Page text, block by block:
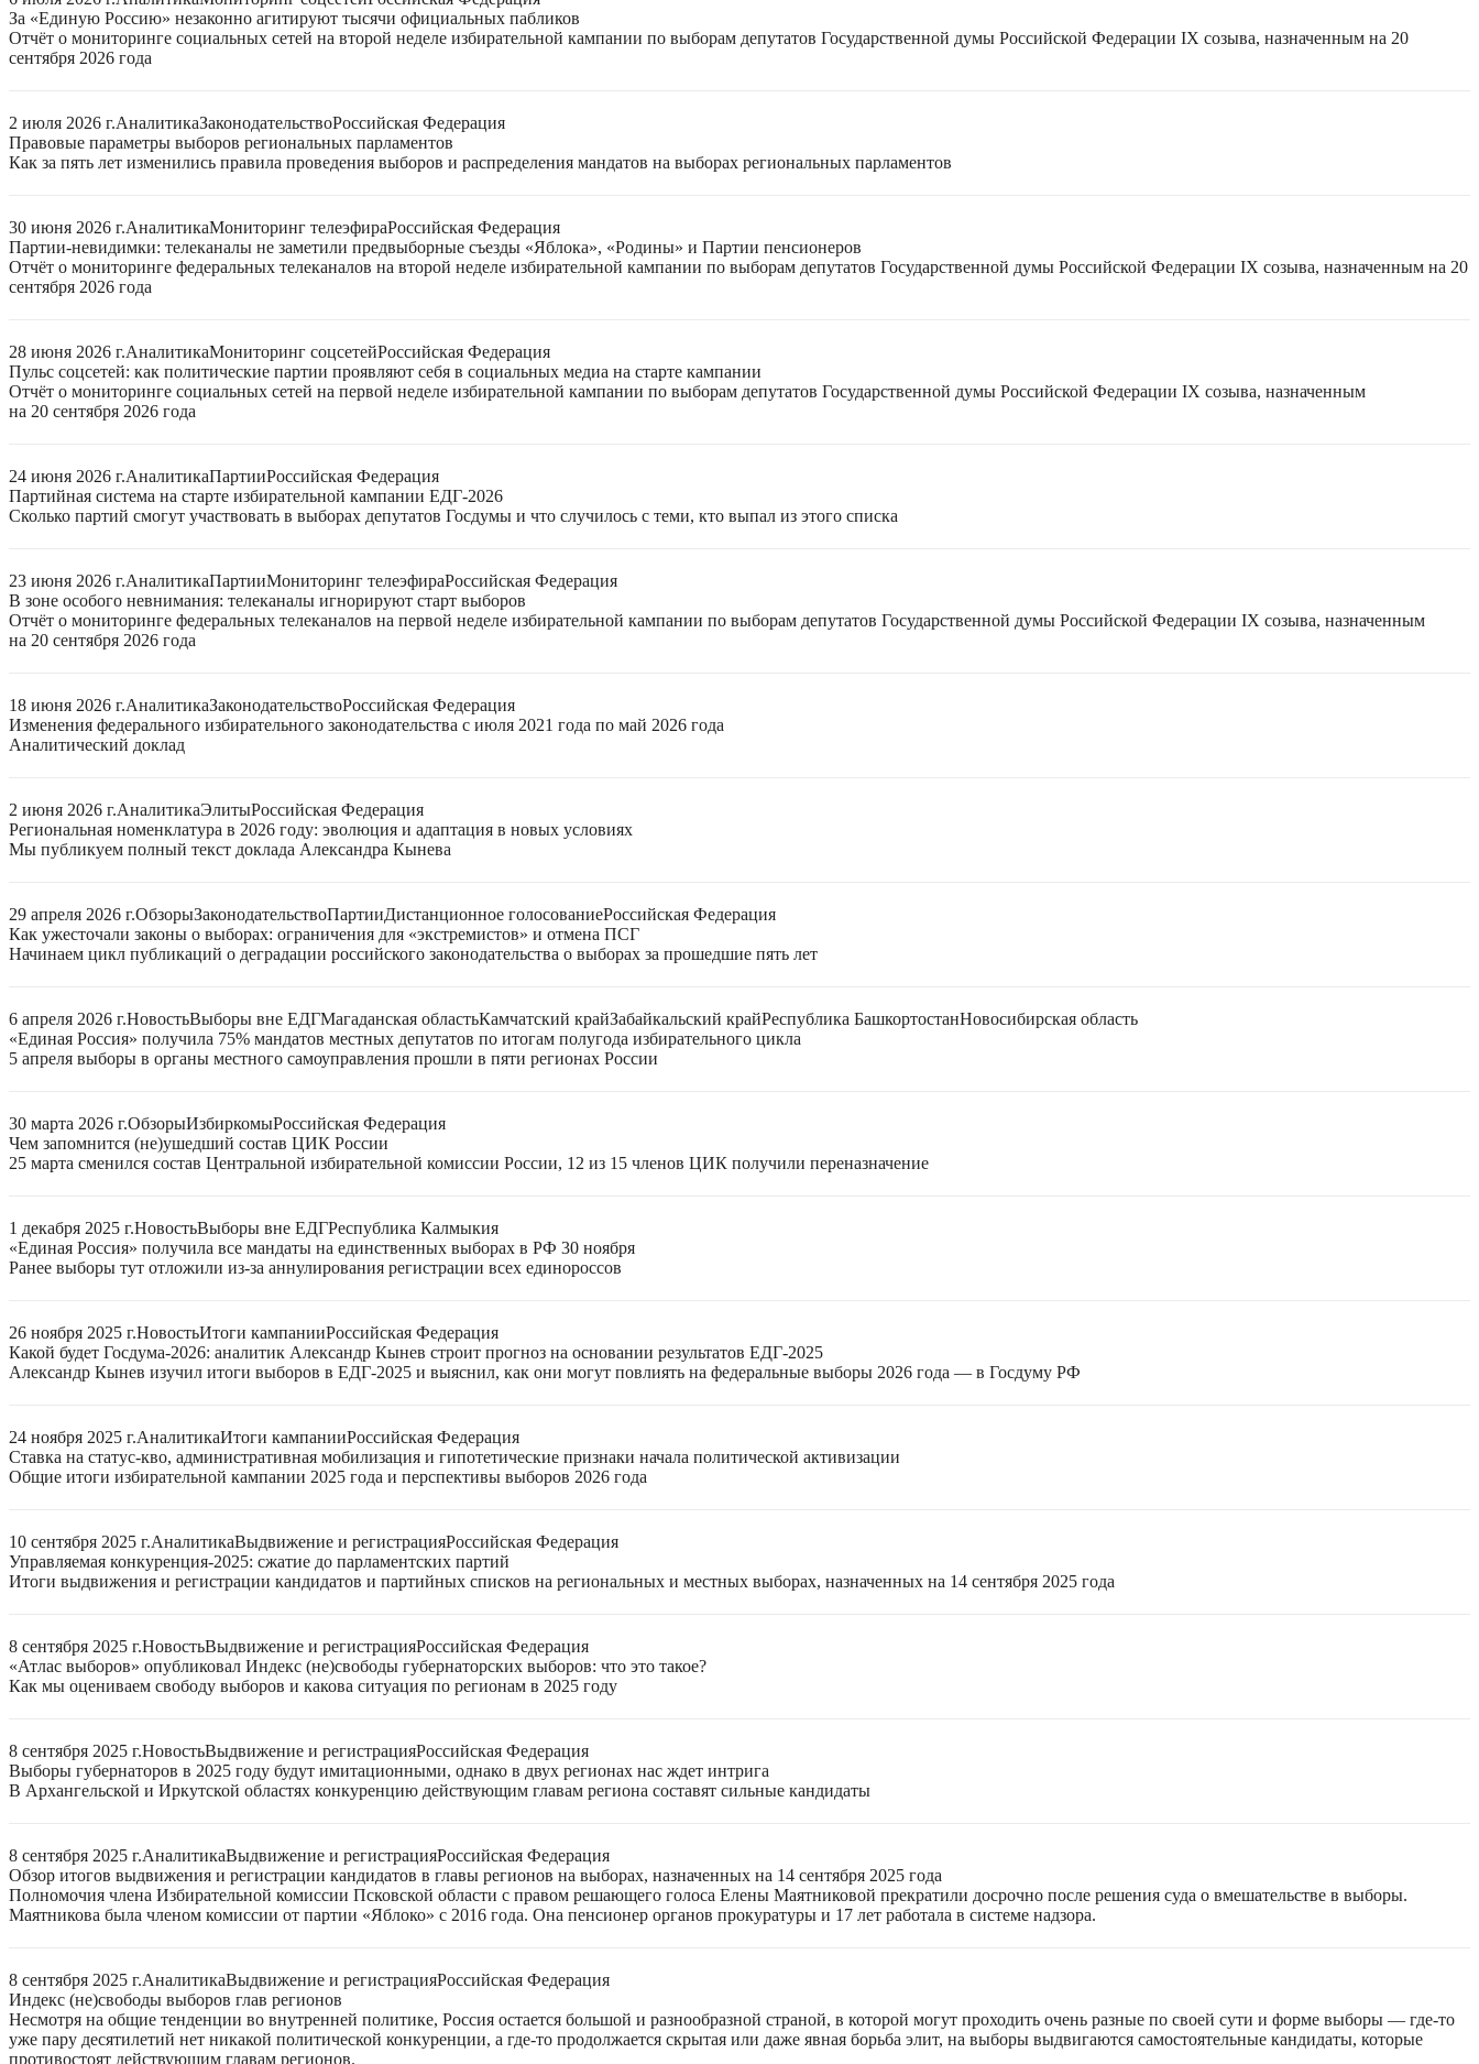
За «Единую Россию» незаконно агитируют тысячи официальных пабликов
Отчёт о мониторинге социальных сетей на второй неделе избирательной кампании по выборам депутатов Государственной думы Российской Федерации IX созыва, назначенным на 20
сентября 2026 года
2 июля 2026 г.АналитикаЗаконодательствоРоссийская Федерация
Правовые параметры выборов региональных парламентов
Как за пять лет изменились правила проведения выборов и распределения мандатов на выборах региональных парламентов
30 июня 2026 г.АналитикаМониторинг телеэфираРоссийская Федерация
Партии-невидимки: телеканалы не заметили предвыборные съезды «Яблока», «Родины» и Партии пенсионеров
Отчёт о мониторинге федеральных телеканалов на второй неделе избирательной кампании по выборам депутатов Государственной думы Российской Федерации IX созыва, назначенным на 20
сентября 2026 года
28 июня 2026 г.АналитикаМониторинг соцсетейРоссийская Федерация
Пульс соцсетей: как политические партии проявляют себя в социальных медиа на старте кампании
Отчёт о мониторинге социальных сетей на первой неделе избирательной кампании по выборам депутатов Государственной думы Российской Федерации IX созыва, назначенным
на 20 сентября 2026 года
24 июня 2026 г.АналитикаПартииРоссийская Федерация
Партийная система на старте избирательной кампании ЕДГ-2026
Сколько партий смогут участвовать в выборах депутатов Госдумы и что случилось с теми, кто выпал из этого списка
23 июня 2026 г.АналитикаПартииМониторинг телеэфираРоссийская Федерация
В зоне особого невнимания: телеканалы игнорируют старт выборов
Отчёт о мониторинге федеральных телеканалов на первой неделе избирательной кампании по выборам депутатов Государственной думы Российской Федерации IX созыва, назначенным
на 20 сентября 2026 года
18 июня 2026 г.АналитикаЗаконодательствоРоссийская Федерация
Изменения федерального избирательного законодательства с июля 2021 года по май 2026 года
Аналитический доклад
2 июня 2026 г.АналитикаЭлитыРоссийская Федерация
Региональная номенклатура в 2026 году: эволюция и адаптация в новых условиях
Мы публикуем полный текст доклада Александра Кынева
29 апреля 2026 г.ОбзорыЗаконодательствоПартииДистанционное голосованиеРоссийская Федерация
Как ужесточали законы о выборах: ограничения для «экстремистов» и отмена ПСГ
Начинаем цикл публикаций о деградации российского законодательства о выборах за прошедшие пять лет
6 апреля 2026 г.НовостьВыборы вне ЕДГМагаданская областьКамчатский крайЗабайкальский крайРеспублика БашкортостанНовосибирская область
«Единая Россия» получила 75% мандатов местных депутатов по итогам полугода избирательного цикла
5 апреля выборы в органы местного самоуправления прошли в пяти регионах России
30 марта 2026 г.ОбзорыИзбиркомыРоссийская Федерация
Чем запомнится (не)ушедший состав ЦИК России
25 марта сменился состав Центральной избирательной комиссии России, 12 из 15 членов ЦИК получили переназначение
1 декабря 2025 г.НовостьВыборы вне ЕДГРеспублика Калмыкия
«Единая Россия» получила все мандаты на единственных выборах в РФ 30 ноября
Ранее выборы тут отложили из-за аннулирования регистрации всех единороссов
26 ноября 2025 г.НовостьИтоги кампанииРоссийская Федерация
Какой будет Госдума-2026: аналитик Александр Кынев строит прогноз на основании результатов ЕДГ-2025
Александр Кынев изучил итоги выборов в ЕДГ-2025 и выяснил, как они могут повлиять на федеральные выборы 2026 года — в Госдуму РФ
24 ноября 2025 г.АналитикаИтоги кампанииРоссийская Федерация
Ставка на статус-кво, административная мобилизация и гипотетические признаки начала политической активизации
Общие итоги избирательной кампании 2025 года и перспективы выборов 2026 года
10 сентября 2025 г.АналитикаВыдвижение и регистрацияРоссийская Федерация
Управляемая конкуренция-2025: сжатие до парламентских партий
Итоги выдвижения и регистрации кандидатов и партийных списков на региональных и местных выборах, назначенных на 14 сентября 2025 года
8 сентября 2025 г.НовостьВыдвижение и регистрацияРоссийская Федерация
«Атлас выборов» опубликовал Индекс (не)свободы губернаторских выборов: что это такое?
Как мы оцениваем свободу выборов и какова ситуация по регионам в 2025 году
8 сентября 2025 г.НовостьВыдвижение и регистрацияРоссийская Федерация
Выборы губернаторов в 2025 году будут имитационными, однако в двух регионах нас ждет интрига
В Архангельской и Иркутской областях конкуренцию действующим главам региона составят сильные кандидаты
8 сентября 2025 г.АналитикаВыдвижение и регистрацияРоссийская Федерация
Обзор итогов выдвижения и регистрации кандидатов в главы регионов на выборах, назначенных на 14 сентября 2025 года
Полномочия члена Избирательной комиссии Псковской области с правом решающего голоса Елены Маятниковой прекратили досрочно после решения суда о вмешательстве в выборы.
Маятникова была членом комиссии от партии «Яблоко» с 2016 года. Она пенсионер органов прокуратуры и 17 лет работала в системе надзора.
8 сентября 2025 г.АналитикаВыдвижение и регистрацияРоссийская Федерация
Индекс (не)свободы выборов глав регионов
Несмотря на общие тенденции во внутренней политике, Россия остается большой и разнообразной страной, в которой могут проходить очень разные по своей сути и форме выборы — где-то
уже пару десятилетий нет никакой политической конкуренции, а где-то продолжается скрытая или даже явная борьба элит, на выборы выдвигаются самостоятельные кандидаты, которые
противостоят действующим главам регионов.